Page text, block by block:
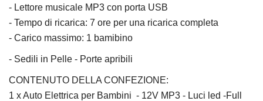
- Lettore musicale MP3 con porta USB
- Tempo di ricarica: 7 ore per una ricarica completa
- Carico massimo: 1 bamibino
- Sedili in Pelle - Porte apribili
CONTENUTO DELLA CONFEZIONE:
1 x Auto Elettrica per Bambini - 12V MP3 - Luci led -Full